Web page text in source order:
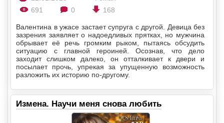
691
0 168
Валентина в ужасе застает супруга с другой. Девица без
зазрения заявляет о надоедливых прятках, но мужчина
обрывает её речь громким рыком, пытаясь обсудить
ситуацию с главной героиней. Осознав, что дело
заходит слишком далеко, он отталкивает к двери и
посылает прочь, упрекая за упущенную возможность
разложить их историю по-другому.
Измена. Научи меня снова любить